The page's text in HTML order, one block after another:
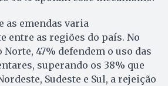
as emendas varia
entre as regiões do país. No
Norte, 47% defendem o uso das
superando os 38% que
Sudeste e Sul, a rejeição